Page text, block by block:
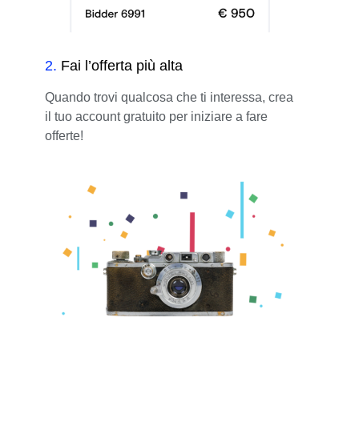
2. Fai l’offerta più alta
Quando trovi qualcosa che ti interessa, crea
il tuo account gratuito per iniziare a fare
offerte!